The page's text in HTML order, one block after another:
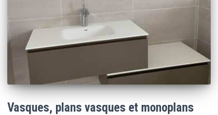
Vasques, plans vasques et monoplans